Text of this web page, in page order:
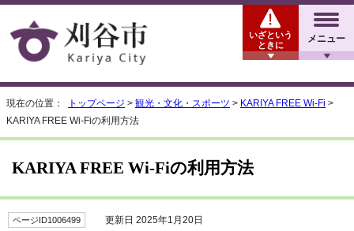
メニュー
いざという
ときに
現在の位置： トップページ > 観光・文化・スポーツ > KARIYA FREE Wi-Fi >
KARIYA FREE Wi-Fiの利用方法
KARIYA FREE Wi-Fiの利用方法
ページID1006499 更新日 2025年1月20日